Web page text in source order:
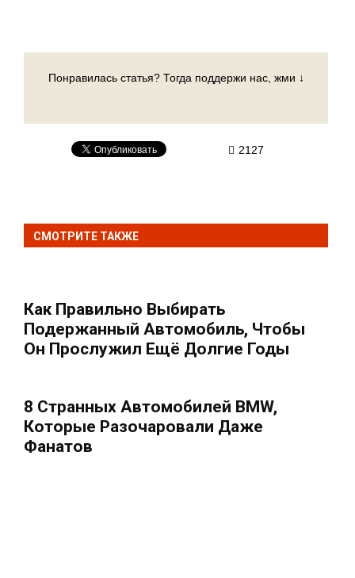
Понравилась статья? Тогда поддержи нас, жми ↓
2127
СМОТРИТЕ ТАКЖЕ
Как Правильно Выбирать
Подержанный Автомобиль, Чтобы
Он Прослужил Ещё Долгие Годы
8 Странных Автомобилей BMW,
Которые Разочаровали Даже
Фанатов